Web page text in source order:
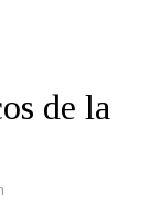
de la